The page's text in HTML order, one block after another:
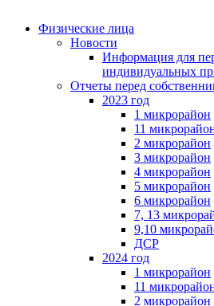
Физические лица
Новости
Информация для
индивидуальных
Отчеты перед
2023 год
1 микрорайон
11
2 микрорайон
3 микрорайон
4 микрорайон
5 микрорайон
6 микрорайон
7, 13
9,10
ДСР
2024 год
1 микрорайон
11
2 микрорайон